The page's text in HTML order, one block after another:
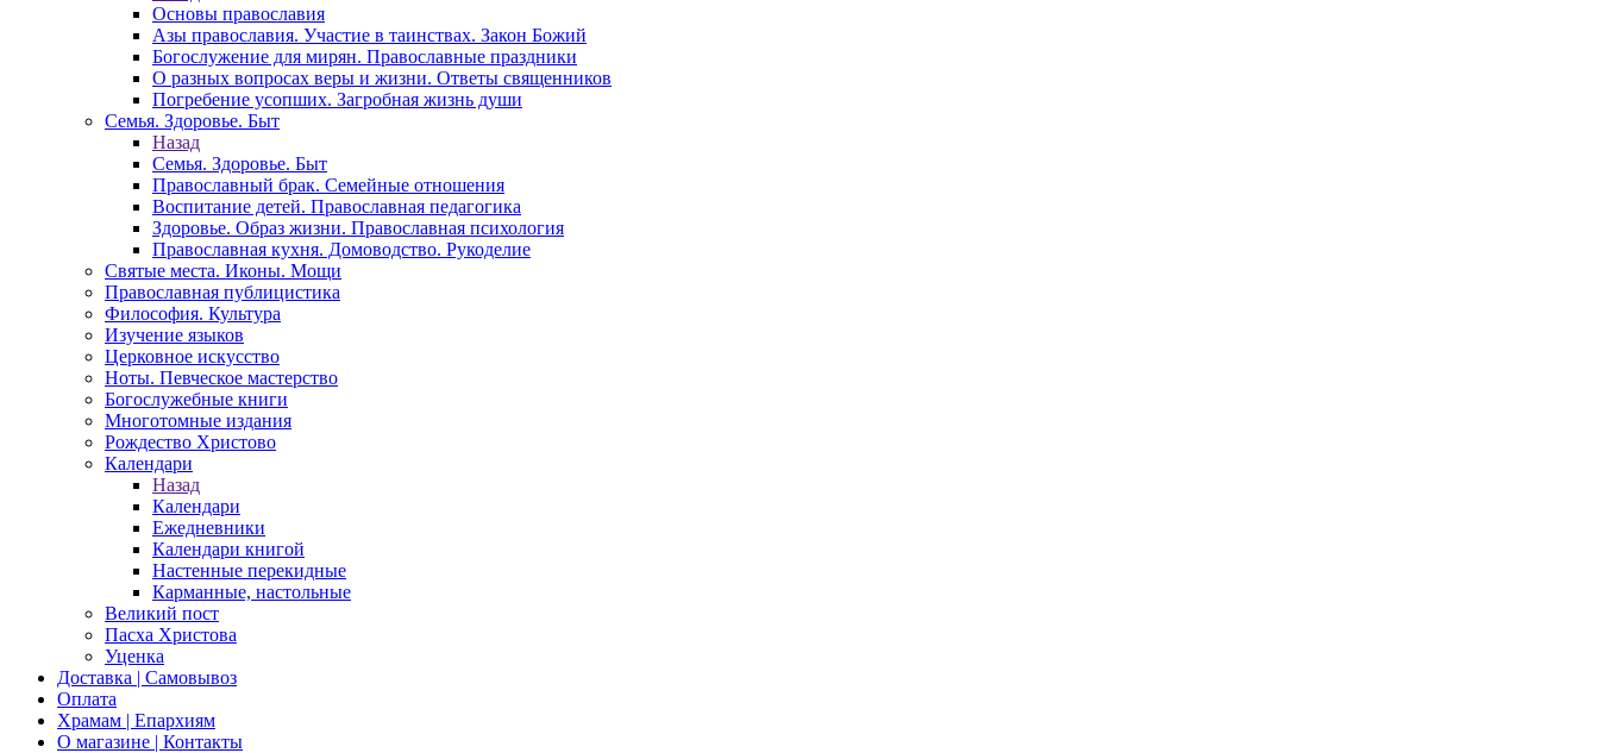
Основы православия
Азы православия. Участие в таинствах. Закон Божий
Богослужение для мирян. Православные праздники
О разных вопросах веры и жизни. Ответы священников
Погребение усопших. Загробная жизнь души
Семья. Здоровье. Быт
Назад
Семья. Здоровье. Быт
Православный брак. Семейные отношения
Воспитание детей. Православная педагогика
Здоровье. Образ жизни. Православная психология
Православная кухня. Домоводство. Рукоделие
Святые места. Иконы. Мощи
Православная публицистика
Философия. Культура
Изучение языков
Церковное искусство
Ноты. Певческое мастерство
Богослужебные книги
Многотомные издания
Рождество Христово
Календари
Назад
Календари
Ежедневники
Календари книгой
Настенные перекидные
Карманные, настольные
Великий пост
Пасха Христова
Уценка
Доставка | Самовывоз
Оплата
Храмам | Епархиям
О магазине | Контакты